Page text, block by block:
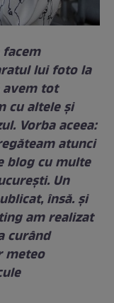
lui foto la
avem tot
cu altele și
Vorba aceea:
atunci
blog cu multe
Un
însă. și
am realizat
curând
meteo